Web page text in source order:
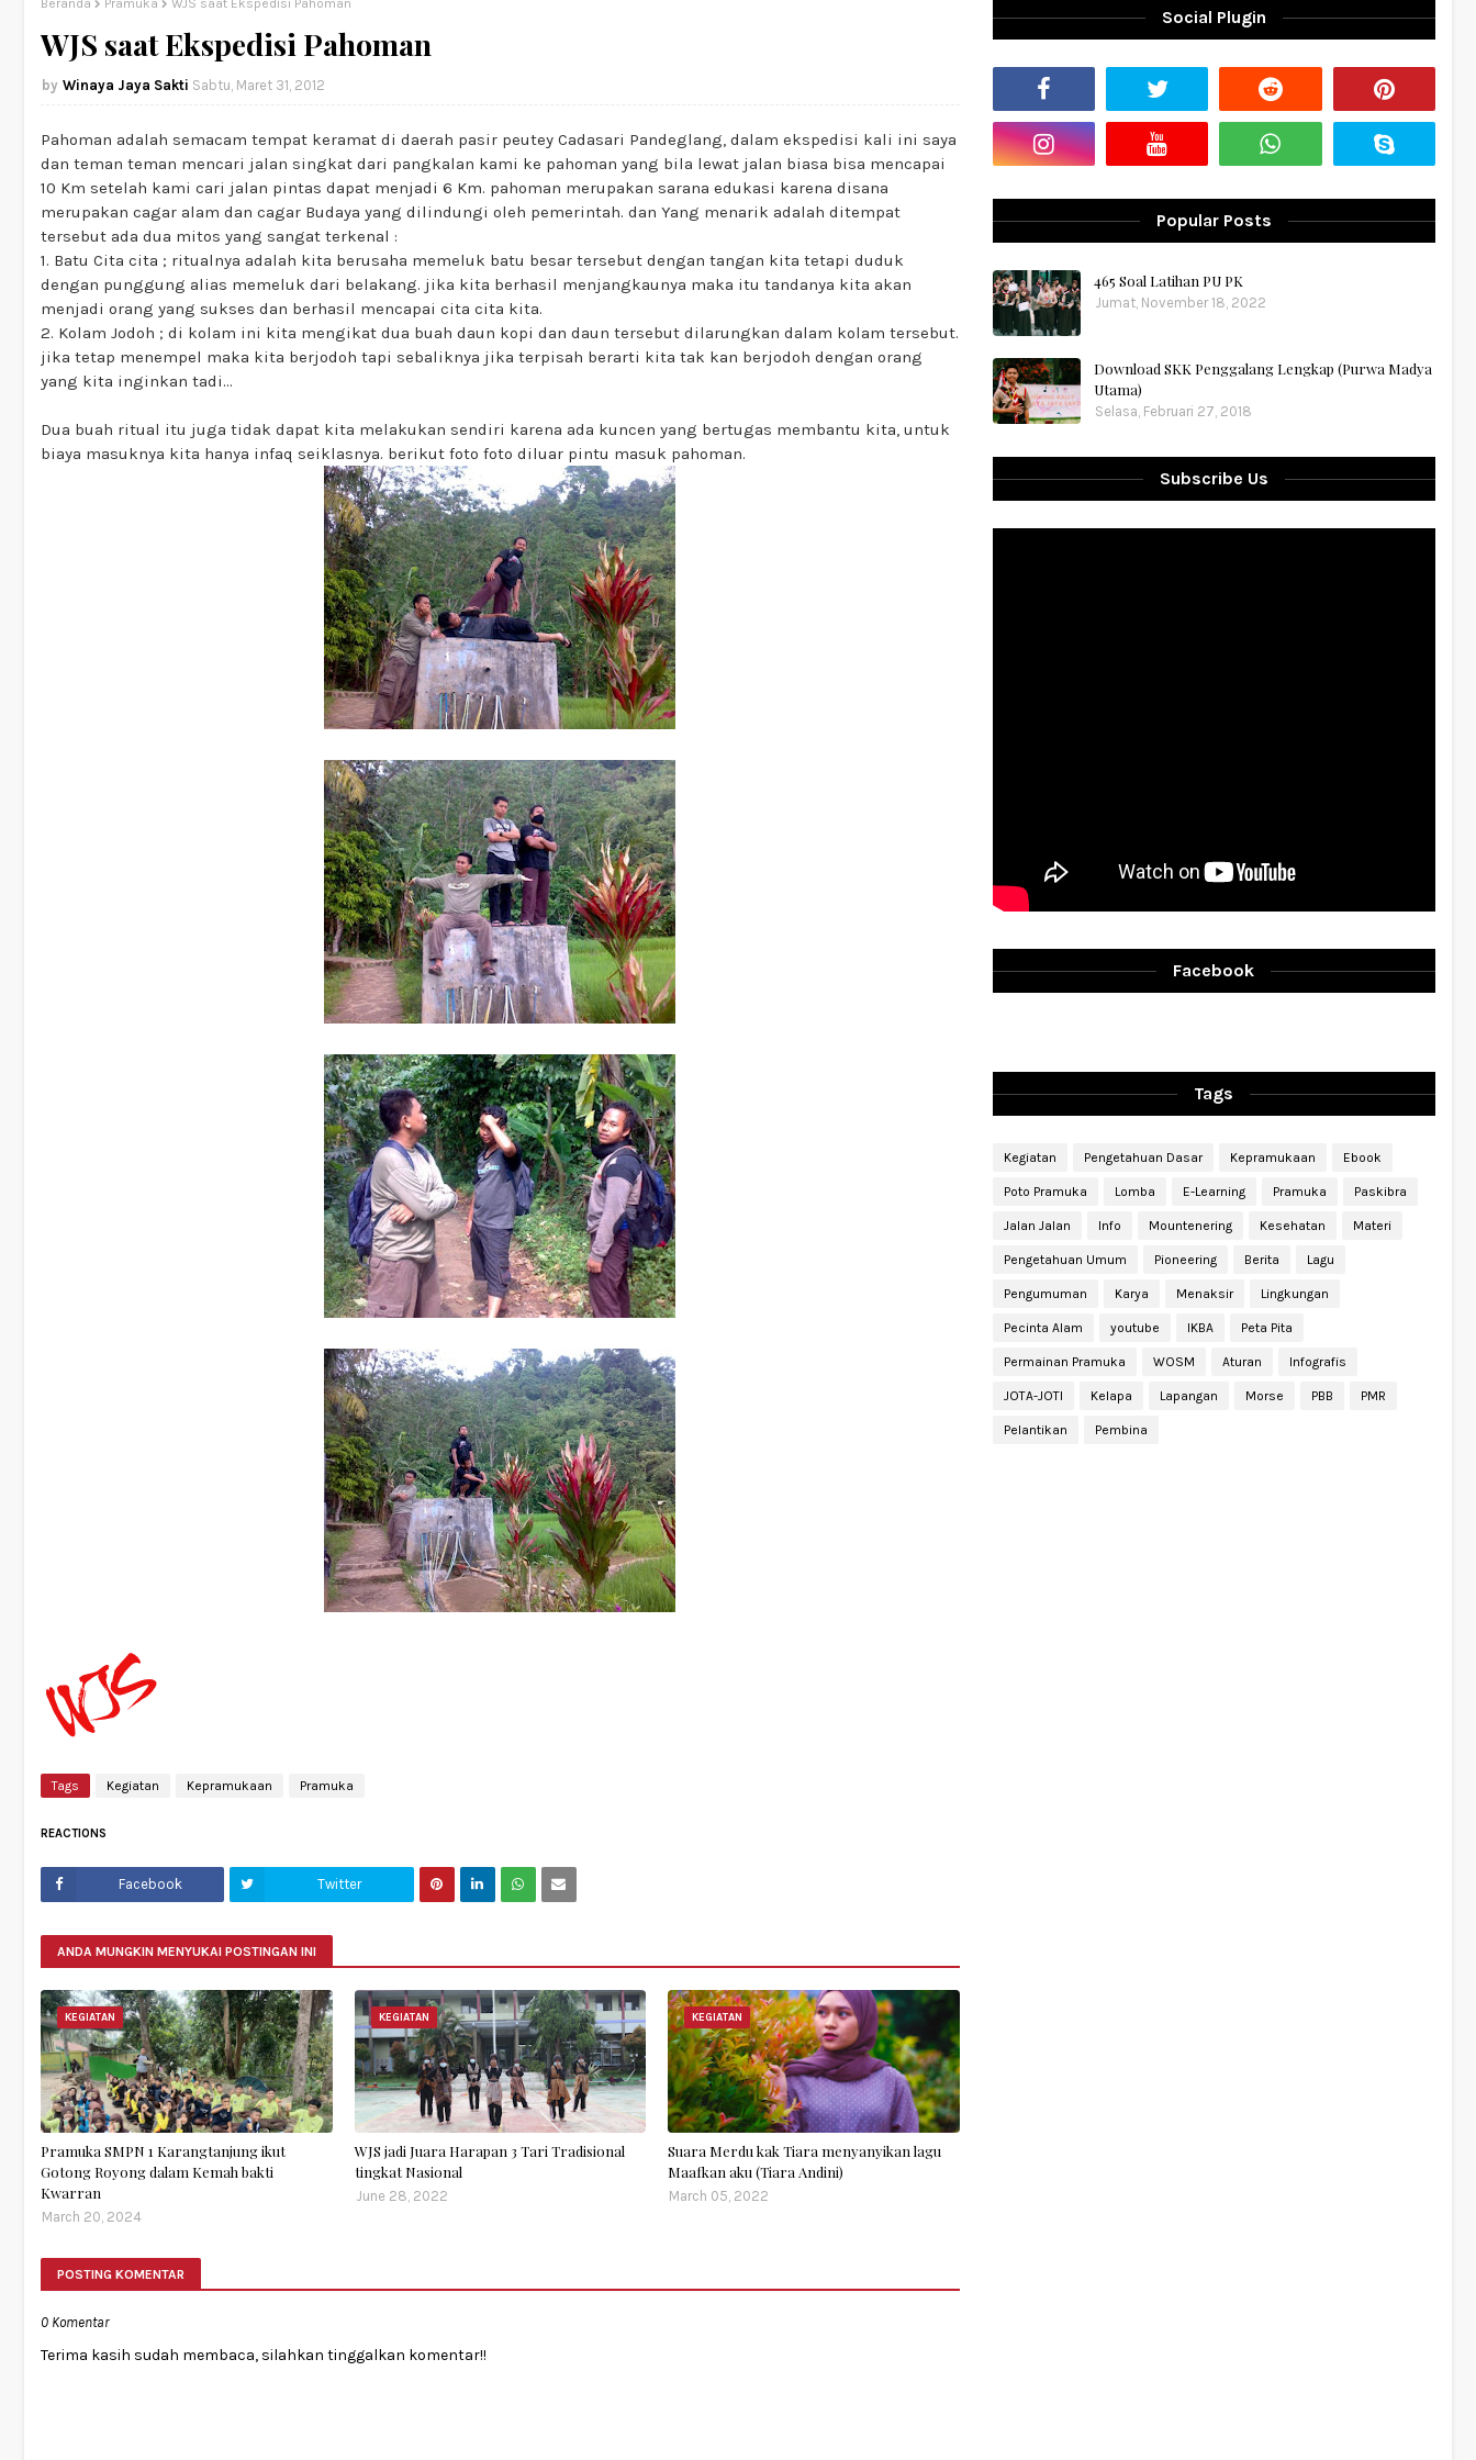
Beranda Pramuka WJS saat Ekspedisi Pahoman
WJS saat Ekspedisi Pahoman
Winaya Jaya Sakti Sabtu, Maret 31, 2012
Pahoman adalah semacam tempat keramat di daerah pasir peutey Cadasari Pandeglang, dalam ekspedisi kali ini saya
dan teman teman mencari jalan singkat dari pangkalan kami ke pahoman yang bila lewat jalan biasa bisa mencapai
10 Km setelah kami cari jalan pintas dapat menjadi 6 Km. pahoman merupakan sarana edukasi karena disana
merupakan cagar alam dan cagar Budaya yang dilindungi oleh pemerintah. dan Yang menarik adalah ditempat
tersebut ada dua mitos yang sangat terkenal :
1. Batu Cita cita ; ritualnya adalah kita berusaha memeluk batu besar tersebut dengan tangan kita tetapi duduk
dengan punggung alias memeluk dari belakang. jika kita berhasil menjangkaunya maka itu tandanya kita akan
menjadi orang yang sukses dan berhasil mencapai cita cita kita.
2. Kolam Jodoh ; di kolam ini kita mengikat dua buah daun kopi dan daun tersebut dilarungkan dalam kolam tersebut.
jika tetap menempel maka kita berjodoh tapi sebaliknya jika terpisah berarti kita tak kan berjodoh dengan orang
yang kita inginkan tadi...
Dua buah ritual itu juga tidak dapat kita melakukan sendiri karena ada kuncen yang bertugas membantu kita, untuk
biaya masuknya kita hanya infaq seiklasnya. berikut foto foto diluar pintu masuk pahoman.
Tags Kegiatan Kepramukaan Pramuka
REACTIONS
Facebook Twitter
ANDA MUNGKIN MENYUKAI POSTINGAN INI
KEGIATAN
Pramuka SMPN 1 Karangtanjung ikut
Gotong Royong dalam Kemah bakti
Kwarran
March 20, 2024
KEGIATAN
WJS jadi Juara Harapan 3 Tari Tradisional
tingkat Nasional
June 28, 2022
KEGIATAN
Suara Merdu kak Tiara menyanyikan lagu
Maafkan aku (Tiara Andini)
March 05, 2022
POSTING KOMENTAR
0 Komentar
Terima kasih sudah membaca, silahkan tinggalkan komentar!!
Social Plugin
Popular Posts
465 Soal Latihan PU PK
Jumat, November 18, 2022
Download SKK Penggalang Lengkap (Purwa Madya
Utama)
Selasa, Februari 27, 2018
Subscribe Us
Facebook
Tags
Kegiatan Pengetahuan Dasar Kepramukaan Ebook
Poto Pramuka Lomba E-Learning Pramuka Paskibra
Jalan Jalan Info Mountenering Kesehatan Materi
Pengetahuan Umum Pioneering Berita Lagu
Pengumuman Karya Menaksir Lingkungan
Pecinta Alam youtube IKBA Peta Pita
Permainan Pramuka WOSM Aturan Infografis
JOTA-JOTI Kelapa Lapangan Morse PBB PMR
Pelantikan Pembina